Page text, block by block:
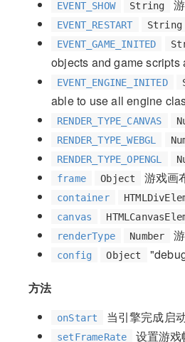
EVENT_SHOW String
EVENT_RESTART String
EVENT_GAME_INITED
objects and game scripts
EVENT_ENGINE_INITED
able to use all engine
RENDER_TYPE_CANVAS
RENDER_TYPE_WEBGL
RENDER_TYPE_OPENGL
frame Object 游戏画
container
canvas
renderType Number
config Object
方法
onStart 当引擎完成启
setFrameRate 设置游戏